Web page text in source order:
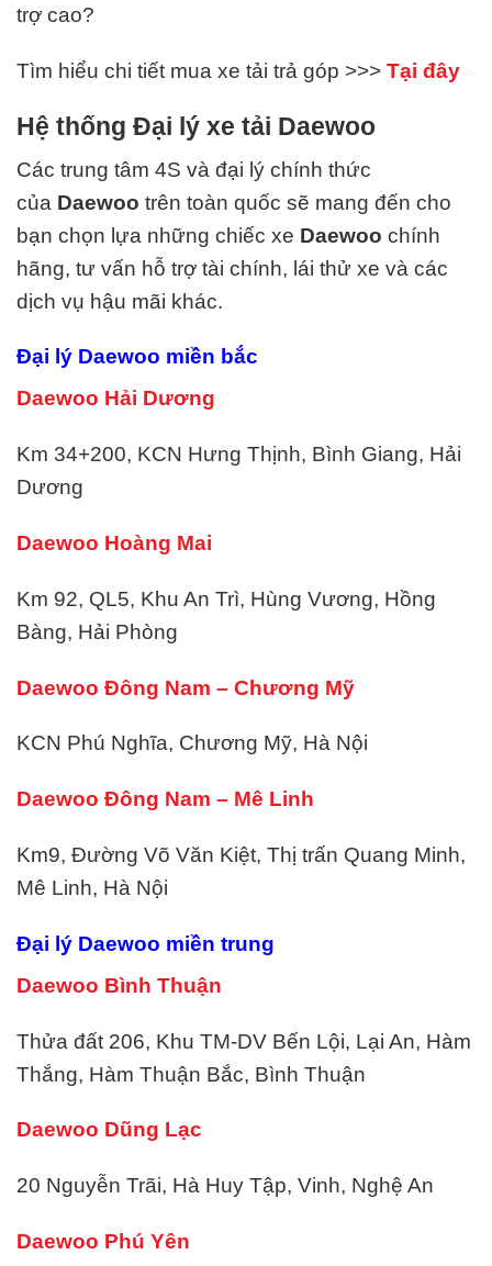
trợ cao?
Tìm hiểu chi tiết mua xe tải trả góp >>> Tại đây
Hệ thống Đại lý xe tải Daewoo
Các trung tâm 4S và đại lý chính thức
của Daewoo trên toàn quốc sẽ mang đến cho
bạn chọn lựa những chiếc xe Daewoo chính
hãng, tư vấn hỗ trợ tài chính, lái thử xe và các
dịch vụ hậu mãi khác.
Đại lý Daewoo miền bắc
Daewoo Hải Dương
Km 34+200, KCN Hưng Thịnh, Bình Giang, Hải
Dương
Daewoo Hoàng Mai
Km 92, QL5, Khu An Trì, Hùng Vương, Hồng
Bàng, Hải Phòng
Daewoo Đông Nam – Chương Mỹ
KCN Phú Nghĩa, Chương Mỹ, Hà Nội
Daewoo Đông Nam – Mê Linh
Km9, Đường Võ Văn Kiệt, Thị trấn Quang Minh,
Mê Linh, Hà Nội
Đại lý Daewoo miền trung
Daewoo Bình Thuận
Thửa đất 206, Khu TM-DV Bến Lội, Lại An, Hàm
Thắng, Hàm Thuận Bắc, Bình Thuận
Daewoo Dũng Lạc
20 Nguyễn Trãi, Hà Huy Tập, Vinh, Nghệ An
Daewoo Phú Yên